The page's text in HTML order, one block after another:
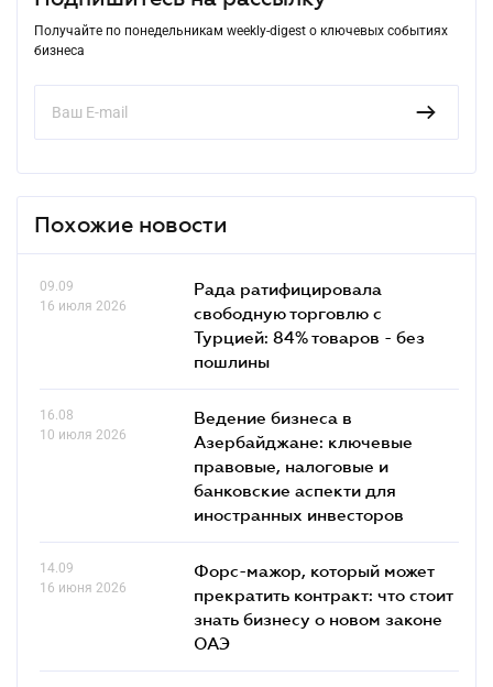
Получайте по понедельникам weekly-digest о ключевых событиях
бизнеса
Похожие новости
09.09
16 июля 2026
Рада ратифицировала
свободную торговлю с
Турцией: 84% товаров - без
пошлины
16.08
10 июля 2026
Ведение бизнеса в
Азербайджане: ключевые
правовые, налоговые и
банковские аcпекти для
иностранных инвесторов
14.09
16 июня 2026
Форс-мажор, который может
прекратить контракт: что стоит
знать бизнесу о новом законе
ОАЭ